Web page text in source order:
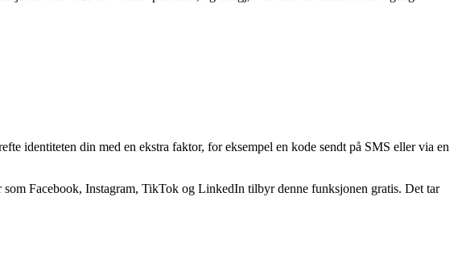
identiteten din med en ekstra faktor, for eksempel en kode sendt på SMS eller via en
Facebook, Instagram, TikTok og LinkedIn tilbyr denne funksjonen gratis. Det tar